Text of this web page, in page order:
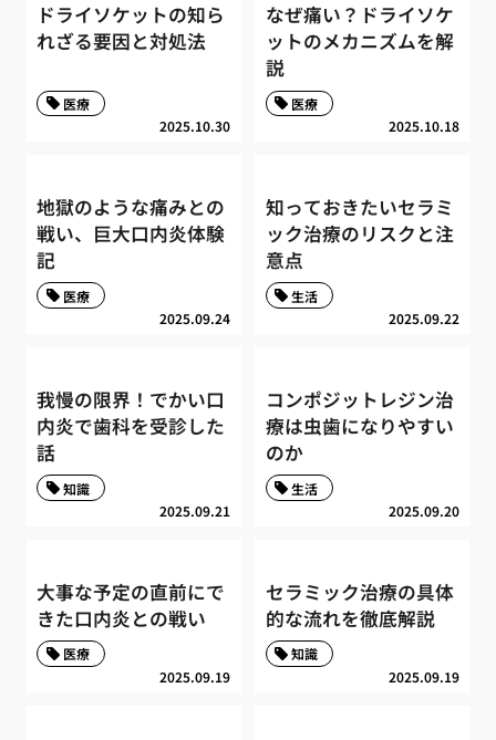
ドライソケットの知ら
れざる要因と対処法
2025.10.30
医療
なぜ痛い？ドライソケ
ットのメカニズムを解
説
2025.10.18
医療
地獄のような痛みとの
戦い、巨大口内炎体験
記
2025.09.24
医療
知っておきたいセラミ
ック治療のリスクと注
意点
2025.09.22
生活
我慢の限界！でかい口
内炎で歯科を受診した
話
2025.09.21
知識
コンポジットレジン治
療は虫歯になりやすい
のか
2025.09.20
生活
大事な予定の直前にで
きた口内炎との戦い
2025.09.19
医療
セラミック治療の具体
的な流れを徹底解説
2025.09.19
知識